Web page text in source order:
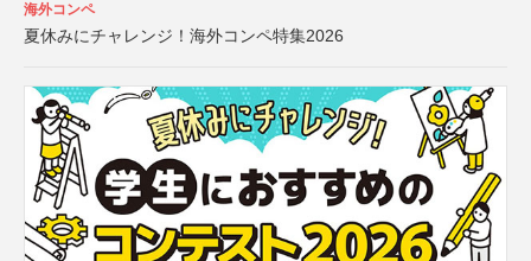
海外コンペ
夏休みにチャレンジ！海外コンペ特集2026